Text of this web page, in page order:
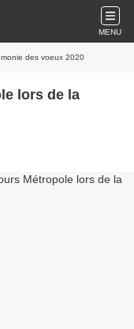
MENU
des voeux 2020
lors de la